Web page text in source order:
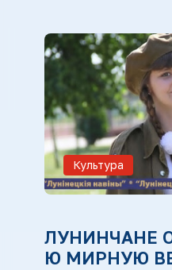
Культура
ЛУНИНЧАНЕ
Ю МИРНУЮ